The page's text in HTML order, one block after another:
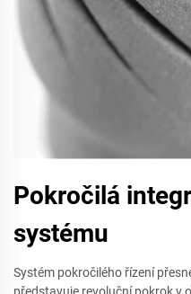
Pokročilá
systému
Systém pokročilého řízení